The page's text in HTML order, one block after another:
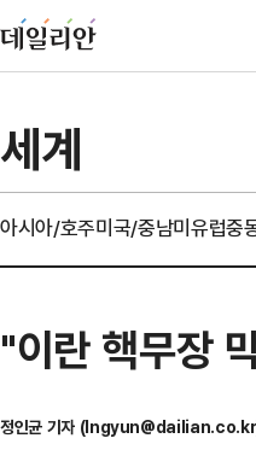
세계
아시아/호주미국/중남미유럽중
"이란 핵무장
정인균 기자